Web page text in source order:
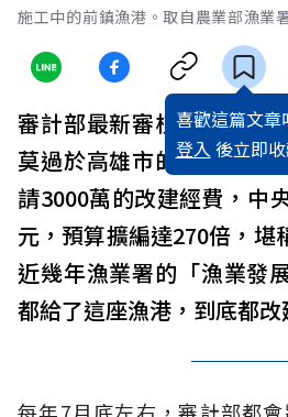
施工中的前鎮漁港。取自農業部漁業
喜歡這篇文章
登入 後立即
審計部最新審核報告出爐
莫過於高雄市的前鎮漁港
請3000萬的改建經費，中
元，預算擴編達270倍，堪
近幾年漁業署的「漁業發
都給了這座漁港，到底都改